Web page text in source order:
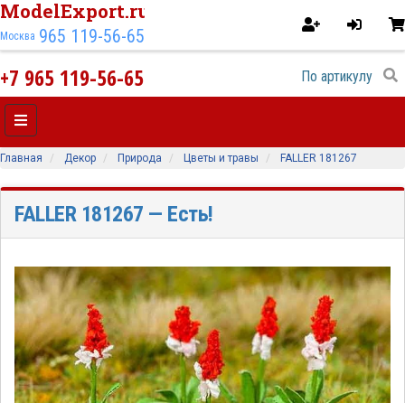
ModelExport.ru
Москва 965 119-56-65
+7 965 119-56-65
Главная Декор Природа Цветы и травы FALLER 181267
FALLER 181267 — Есть!